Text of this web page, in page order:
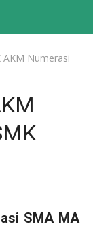
AKM Numerasi
SMA MA